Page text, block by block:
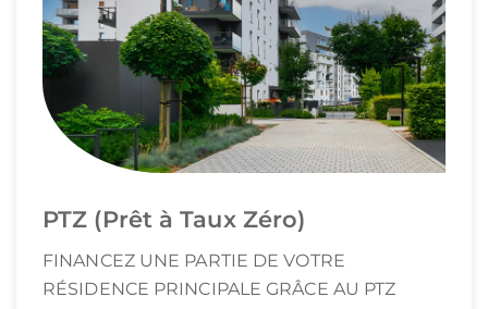
PTZ (Prêt à Taux Zéro)
FINANCEZ UNE PARTIE DE VOTRE
RÉSIDENCE PRINCIPALE GRÂCE AU PTZ